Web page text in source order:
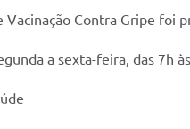
Vacinação Contra Gripe foi
a sexta-feira, das 7h